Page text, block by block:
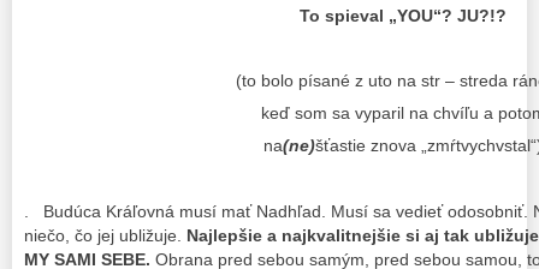
To spieval „YOU“? JU?!?
(to bolo písané z uto na str – streda
keď som sa vyparil na chvíľu a
na(ne)šťastie znova
. Budúca Kráľovná musí mať Nadhľad. Musí sa vedieť odosobniť.
niečo, čo jej ubližuje. Najlepšie a najkvalitnejšie si aj tak
MY SAMI SEBE. Obrana pred sebou samým, pred sebou samou,